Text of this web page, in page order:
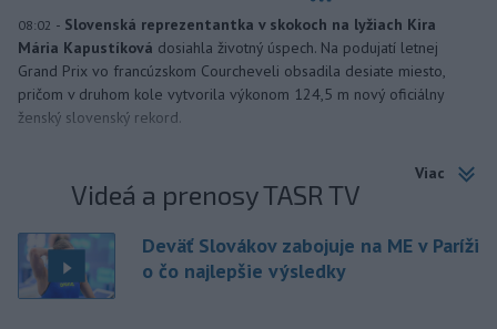
08:02 - Slovenská reprezentantka v skokoch na lyžiach Kira
Mária Kapustíková dosiahla životný úspech. Na podujatí letnej
Grand Prix vo francúzskom Courcheveli obsadila desiate miesto,
pričom v druhom kole vytvorila výkonom 124,5 m nový oficiálny
ženský slovenský rekord.
Viac
Videá a prenosy TASR TV
Deväť Slovákov zabojuje na ME v Paríži
o čo najlepšie výsledky